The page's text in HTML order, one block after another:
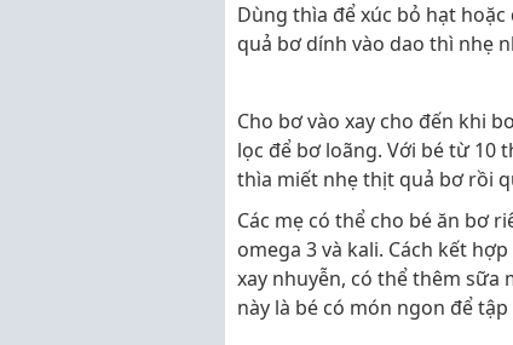
Dùng thìa để xúc bỏ hạt
quả bơ dính vào dao thì nhẹ
Cho bơ vào xay cho đến khi
lọc để bơ loãng. Với bé từ 10
thìa miết nhẹ thịt quả bơ rồi
Các mẹ có thể cho bé ăn bơ
omega 3 và kali. Cách kết
xay nhuyễn, có thể thêm sữa
này là bé có món ngon để tập